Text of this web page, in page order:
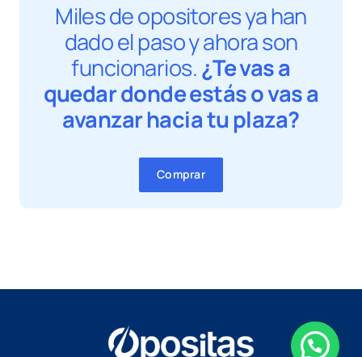
Miles de opositores ya han
dado el paso y ahora son
funcionarios.¿Te vas a
quedar donde estás o vas a
avanzar hacia tu plaza?
Comprar